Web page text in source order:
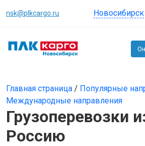
nsk@plkcargo.ru Новосибирск
Главная страница / Популярные
Международные направления
Грузоперевозки
Россию